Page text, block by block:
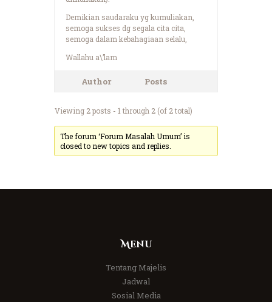
Demikian saudaraku yg kumuliakan,
semoga sukses dg segala cita cita,
semoga dalam kebahagiaan selalu,
Wallahu a\’lam
Author Posts
Viewing 2 posts - 1 through 2 (of 2 total)
The forum ‘Forum Masalah Umum’ is
closed to new topics and replies.
Menu
Tentang Majelis
Jadwal
Sosial Media